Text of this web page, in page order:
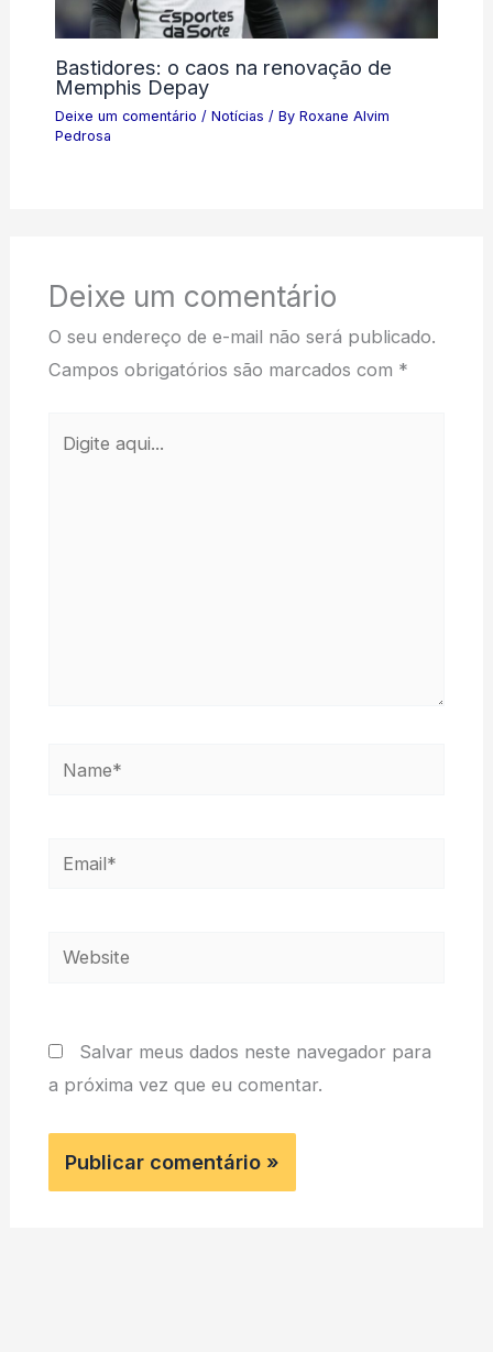
Bastidores: o caos na renovação de
Memphis Depay
Deixe um comentário / Notícias / By Roxane Alvim
Pedrosa
Deixe um comentário
O seu endereço de e-mail não será publicado.
Campos obrigatórios são marcados com *
Name*
Email*
Website
Salvar meus dados neste navegador para
a próxima vez que eu comentar.